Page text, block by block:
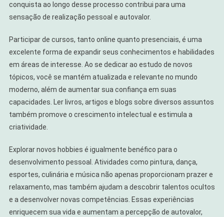
conquista ao longo desse processo contribui para uma
sensação de realização pessoal e autovalor.
Participar de cursos, tanto online quanto presenciais, é uma
excelente forma de expandir seus conhecimentos e habilidades
em áreas de interesse. Ao se dedicar ao estudo de novos
tópicos, você se mantém atualizada e relevante no mundo
moderno, além de aumentar sua confiança em suas
capacidades. Ler livros, artigos e blogs sobre diversos assuntos
também promove o crescimento intelectual e estimula a
criatividade.
Explorar novos hobbies é igualmente benéfico para o
desenvolvimento pessoal. Atividades como pintura, dança,
esportes, culinária e música não apenas proporcionam prazer e
relaxamento, mas também ajudam a descobrir talentos ocultos
e a desenvolver novas competências. Essas experiências
enriquecem sua vida e aumentam a percepção de autovalor,